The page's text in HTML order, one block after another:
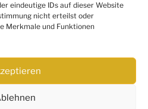
eindeutige IDs auf dieser Website
nicht erteilst oder
Merkmale und Funktionen